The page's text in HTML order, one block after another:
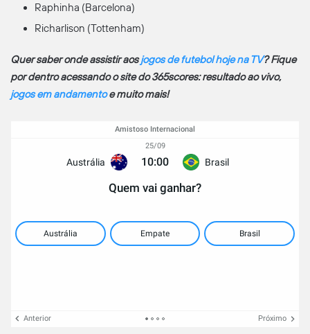
Raphinha (Barcelona)
Richarlison (Tottenham)
Quer saber onde assistir aosjogos de futebol hoje na TV? Fique
por dentro acessando o site do 365scores: resultado ao vivo,
jogos em andamentoe muito mais!
Amistoso Internacional
Austrália
25/09
10:00 Brasil
Quem vai ganhar?
Austrália Empate Brasil
Anterior Próximo